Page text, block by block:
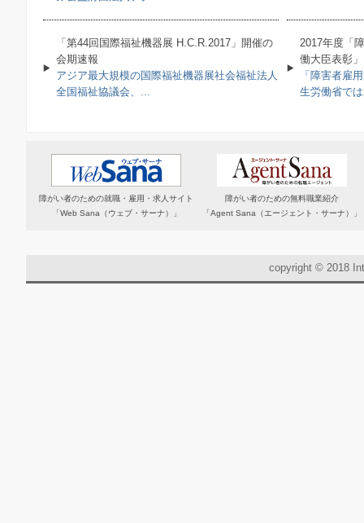
「第44回国際福祉機器展 H.C.R.2017」開催の
会期速報
アジア最大規模の国際福祉機器展社会福祉法人
全国福祉協議会、...
2017年度「
働大臣表彰
「障害者雇
生労働省で
障がい者のための就職・雇用・求人サイト
「Web Sana（ウェブ・サーナ）」
障がい者のための無料職業紹介
「Agent Sana（エージェント・サーナ）」
copyright © 2018